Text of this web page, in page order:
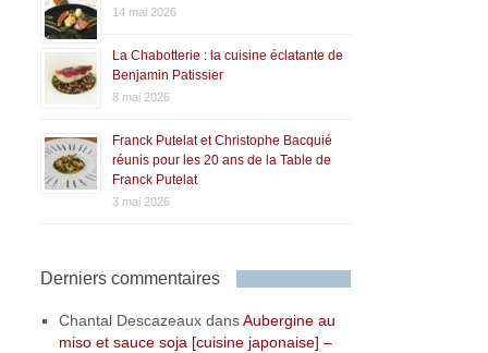
14 mai 2026
La Chabotterie : la cuisine éclatante de
Benjamin Patissier
8 mai 2026
Franck Putelat et Christophe Bacquié
réunis pour les 20 ans de la Table de
Franck Putelat
3 mai 2026
Derniers commentaires
Chantal Descazeaux dansAubergine au
miso et sauce soja [cuisine japonaise] –